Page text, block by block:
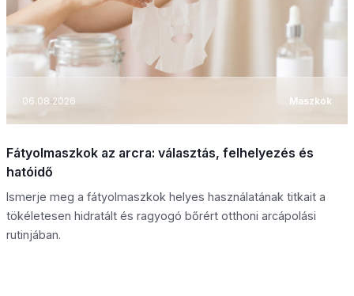
06.08.2026 Maszkok
Fátyolmaszkok az arcra: választás, felhelyezés és
hatóidő
Ismerje meg a fátyolmaszkok helyes használatának titkait a
tökéletesen hidratált és ragyogó bőrért otthoni arcápolási
rutinjában.